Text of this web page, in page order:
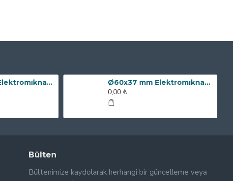
Ø80x60 mm Elektromıknatıs - 240 kg Çekim Gücü Ø60x37 mm Elektromıknatıs - 100 kg Çekim Gücü
0,00 ₺
Bülten
Bültenimize kaydolarak herhangi bir güncelleme veya